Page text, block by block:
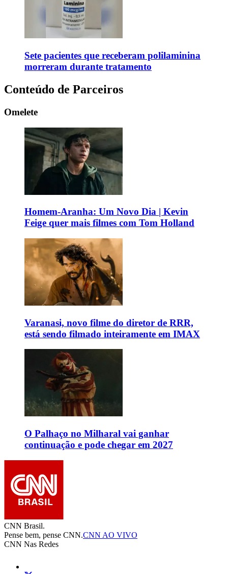
Sete pacientes que receberam polilaminina
morreram durante tratamento
Conteúdo de Parceiros
Omelete
Homem-Aranha: Um Novo Dia | Kevin
Feige quer mais filmes com Tom Holland
Varanasi, novo filme do diretor de RRR,
está sendo filmado inteiramente em IMAX
O Palhaço no Milharal vai ganhar
continuação e pode chegar em 2027
CNN Brasil.
Pense bem, pense CNN.CNN AO VIVO
CNN Nas Redes